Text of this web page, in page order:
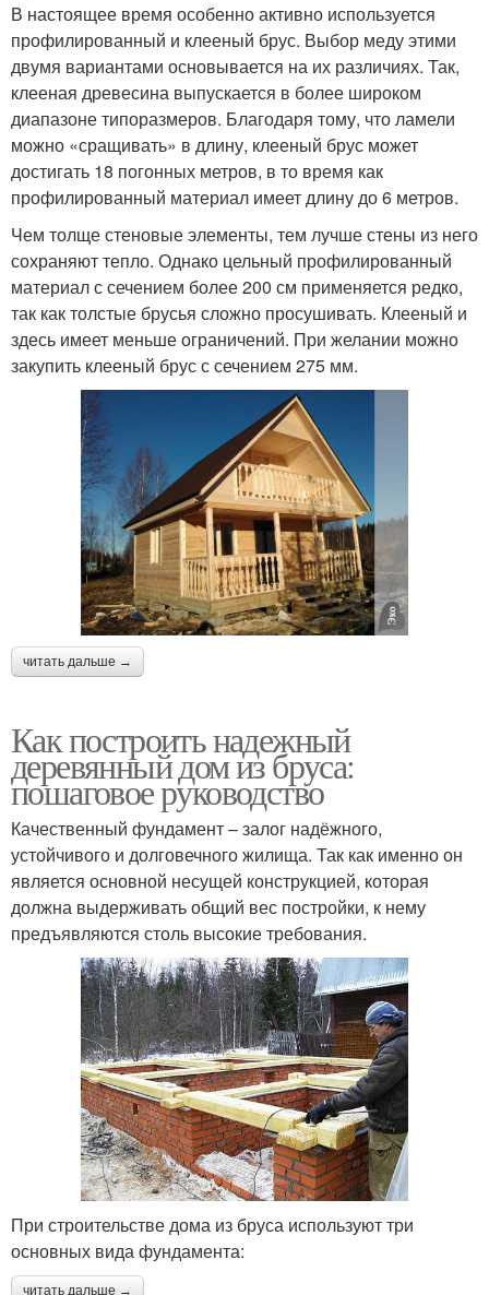
В настоящее время особенно активно используется
профилированный и клееный брус. Выбор меду этими
двумя вариантами основывается на их различиях. Так,
клееная древесина выпускается в более широком
диапазоне типоразмеров. Благодаря тому, что ламели
можно «сращивать» в длину, клееный брус может
достигать 18 погонных метров, в то время как
профилированный материал имеет длину до 6 метров.
Чем толще стеновые элементы, тем лучше стены из него
сохраняют тепло. Однако цельный профилированный
материал с сечением более 200 см применяется редко,
так как толстые брусья сложно просушивать. Клееный и
здесь имеет меньше ограничений. При желании можно
закупить клееный брус с сечением 275 мм.
читать дальше →
Как построить надежный
деревянный дом из бруса:
пошаговое руководство
Качественный фундамент – залог надёжного,
устойчивого и долговечного жилища. Так как именно он
является основной несущей конструкцией, которая
должна выдерживать общий вес постройки, к нему
предъявляются столь высокие требования.
При строительстве дома из бруса используют три
основных вида фундамента:
читать дальше →